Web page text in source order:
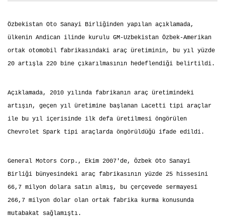
Özbekistan Oto Sanayi Birliğinden yapılan açıklamada,
ülkenin Andican ilinde kurulu GM-Uzbekistan Özbek-Amerikan
ortak otomobil fabrikasındaki araç üretiminin, bu yıl yüzde
20 artışla 220 bine çıkarılmasının hedeflendiği belirtildi.
Açıklamada, 2010 yılında fabrikanın araç üretimindeki
artışın, geçen yıl üretimine başlanan Lacetti tipi araçlar
ile bu yıl içerisinde ilk defa üretilmesi öngörülen
Chevrolet Spark tipi araçlarda öngörüldüğü ifade edildi.
General Motors Corp., Ekim 2007'de, Özbek Oto Sanayi
Birliği bünyesindeki araç fabrikasının yüzde 25 hissesini
66,7 milyon dolara satın almış, bu çerçevede sermayesi
266,7 milyon dolar olan ortak fabrika kurma konusunda
mutabakat sağlamıştı.